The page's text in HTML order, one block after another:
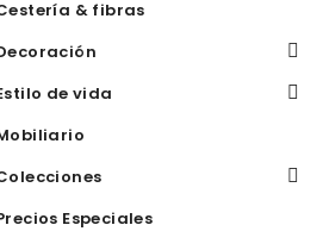
& fibras
de vida
Especiales